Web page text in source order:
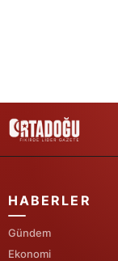
HABERLER
Gündem
Ekonomi